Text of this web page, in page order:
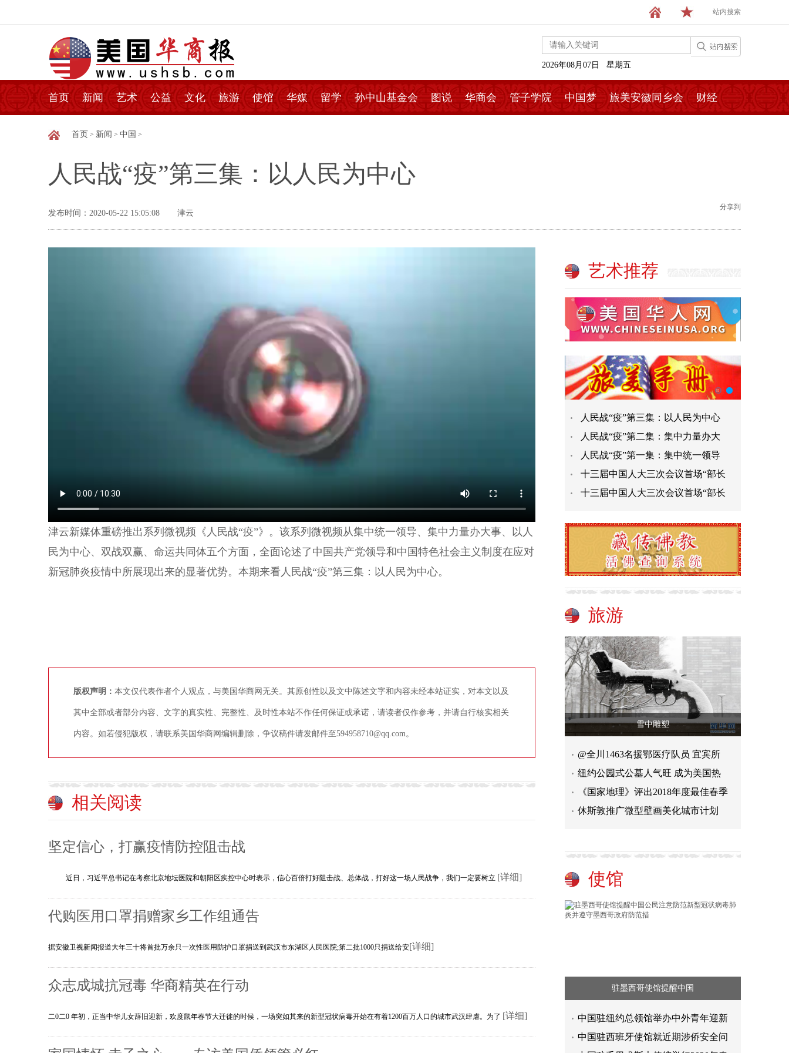
站内搜索
2026年08月07日 星期五
首页 新闻 艺术 公益 文化 旅游 使馆 华媒 留学 孙中山基金会 图说 华商会 管子学院 中国梦 旅美安徽同乡会 财经
首页 > 新闻 > 中国 >
人民战“疫”第三集：以人民为中心
发布时间：2020-05-22 15:05:08 津云
分享到
津云新媒体重磅推出系列微视频《人民战“疫”》。该系列微视频从集中统一领导、集中力量办大事、以人
民为中心、双战双赢、命运共同体五个方面，全面论述了中国共产党领导和中国特色社会主义制度在应对
新冠肺炎疫情中所展现出来的显著优势。本期来看人民战“疫”第三集：以人民为中心。
版权声明： 本文仅代表作者个人观点，与美国华商网无关。其原创性以及文中陈述文字和内容未经本站证实，对本文以及
其中全部或者部分内容、文字的真实性、完整性、及时性本站不作任何保证或承诺，请读者仅作参考，并请自行核实相关
内容。如若侵犯版权，请联系美国华商网编辑删除，争议稿件请发邮件至594958710@qq.com。
相关阅读
坚定信心，打赢疫情防控阻击战
近日，习近平总书记在考察北京地坛医院和朝阳区疾控中心时表示，信心百倍打好阻击战、总体战，打好这一场人民战争，我们一定要树立 [详细]
代购医用口罩捐赠家乡工作组通告
据安徽卫视新闻报道大年三十将首批万余只一次性医用防护口罩捐送到武汉市东湖区人民医院;第二批1000只捐送给安[详细]
众志成城抗冠毒 华商精英在行动
二0二0 年初，正当中华儿女辞旧迎新，欢度鼠年春节大迁徙的时候，一场突如其来的新型冠状病毒开始在有着1200百万人口的城市武汉肆虐。为了 [详细]
艺术推荐
人民战“疫”第三集：以人民为中心
人民战“疫”第二集：集中力量办大
人民战“疫”第一集：集中统一领导
十三届中国人大三次会议首场“部长
十三届中国人大三次会议首场“部长
旅游
雪中雕塑
@全川1463名援鄂医疗队员 宜宾所
纽约公园式公墓人气旺 成为美国热
《国家地理》评出2018年度最佳春季
休斯敦推广微型壁画美化城市计划
使馆
驻墨西哥使馆提醒中国
中国驻纽约总领馆举办中外青年迎新
中国驻西班牙使馆就近期涉侨安全问